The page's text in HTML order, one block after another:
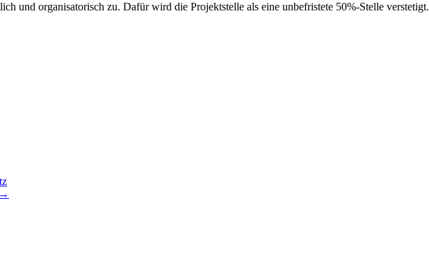
und organisatorisch zu. Dafür wird die Projektstelle als eine unbefristete 50%-Stelle verstetigt.